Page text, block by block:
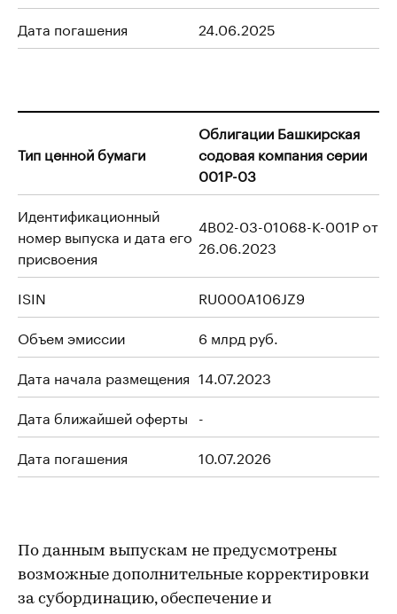
Дата погашения
24.06.2025
Тип ценной бумаги
Облигации Башкирская
содовая компания серии
001P-03
Идентификационный
номер выпуска и дата его
присвоения
4B02-03-01068-K-001P от
26.06.2023
ISIN
RU000A106JZ9
Объем эмиссии
6 млрд руб.
Дата начала размещения 14.07.2023
Дата ближайшей оферты -
Дата погашения
10.07.2026
По данным выпускам не предусмотрены
возможные дополнительные корректировки
за субординацию, обеспечение и